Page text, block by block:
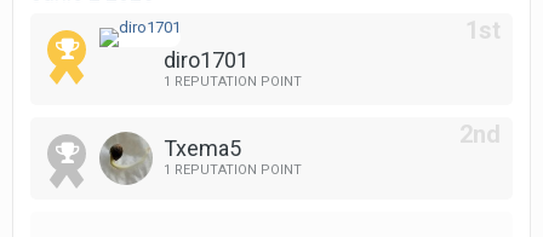
diro1701
1 REPUTATION POINT
Txema5
1 REPUTATION POINT